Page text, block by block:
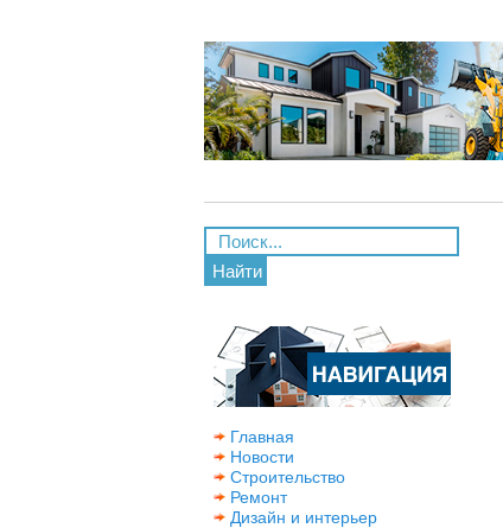
Найти
Главная
Новости
Строительство
Ремонт
Дизайн и интерьер